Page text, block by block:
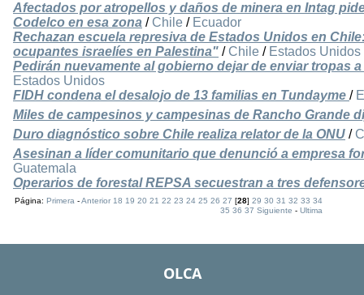
Afectados por atropellos y daños de minera en Intag
Codelco en esa zona / Chile / Ecuador
Rechazan escuela represiva de Estados Unidos en
ocupantes israelíes en Palestina" / Chile / Estados Unidos
Pedirán nuevamente al gobierno dejar de enviar tropas
Estados Unidos
FIDH condena el desalojo de 13 familias en Tundayme /
Miles de campesinos y campesinas de Rancho Grande
Duro diagnóstico sobre Chile realiza relator de la ONU /
Asesinan a líder comunitario que denunció a empresa
Guatemala
Operarios de forestal REPSA secuestran a tres
Página:Primera -Anterior 18 19 20 21 22 23 24 25 26 27 [28]29 30 31 32 33 34
35 36 37 Siguiente -Ultima
OLCA